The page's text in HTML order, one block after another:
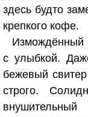
здесь будто
крепкого кофе.
Измождённый
с улыбкой.
бежевый
строго.